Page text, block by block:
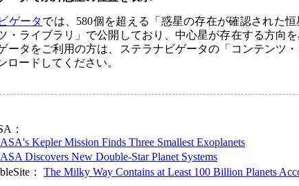
ゲータでは、580個を超える「惑星の存在が確認された
・ライブラリ」で公開しており、中心星が存在する方向を
ータをご利用の方は、ステラナビゲータの「コンテンツ
ロードしてください。
：
Kepler Mission Finds Three Smallest Exoplanets
Discovers New Double-Star Planet Systems
： The Milky Way Contains at Least 100 Billion Planets